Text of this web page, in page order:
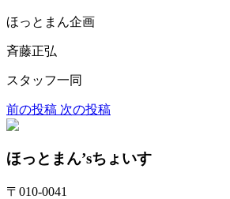
ほっとまん企画
斉藤正弘
スタッフ一同
前の投稿 次の投稿
ほっとまん’sちょいす
〒010-0041